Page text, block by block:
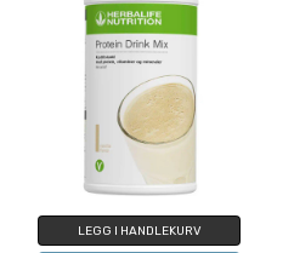
LEGG I HANDLEKURV